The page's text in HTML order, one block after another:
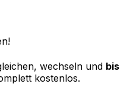
wechseln und bis
kostenlos.